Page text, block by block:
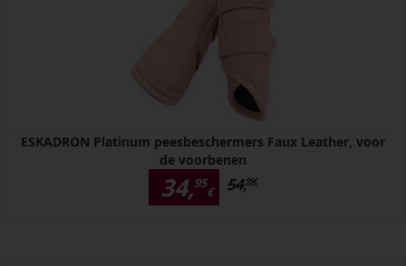
ESKADRON Platinum peesbeschermers Faux Leather, voor
de voorbenen
34,95
€ 54,95€